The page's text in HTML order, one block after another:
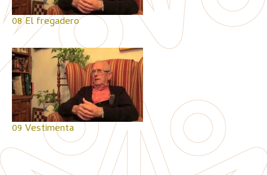
08 El fregadero
09 Vestimenta